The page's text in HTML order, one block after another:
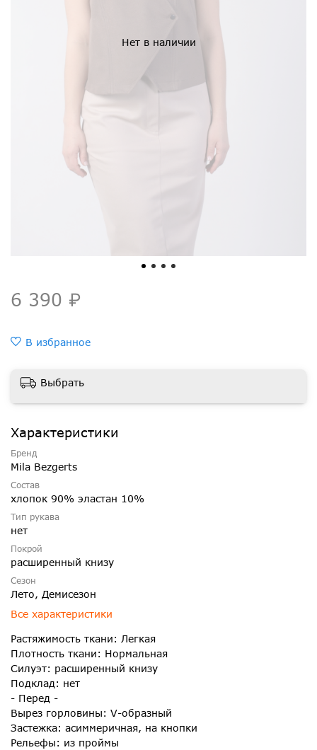
Нет в наличии
6 390 ₽
В избранное
Выбрать
Характеристики
Бренд
Mila Bezgerts
Состав
хлопок 90% эластан 10%
Тип рукава
нет
Покрой
расширенный книзу
Сезон
Лето, Демисезон
Все характеристики
Растяжимость ткани: Легкая
Плотность ткани: Нормальная
Силуэт: расширенный книзу
Подклад: нет
- Перед -
Вырез горловины: V-образный
Застежка: асиммеричная, на кнопки
Рельефы: из проймы